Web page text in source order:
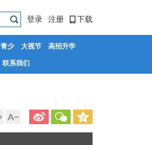
登录 注册 下载
青少 大视节
高招升学
联系我们